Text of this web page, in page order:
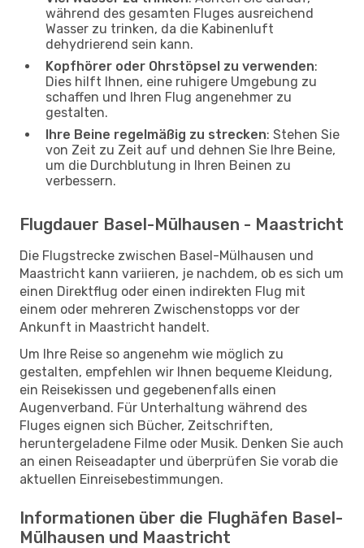
während des gesamten Fluges ausreichend
Wasser zu trinken, da die Kabinenluft
dehydrierend sein kann.
Kopfhörer oder Ohrstöpsel zu verwenden:
Dies hilft Ihnen, eine ruhigere Umgebung zu
schaffen und Ihren Flug angenehmer zu
gestalten.
Ihre Beine regelmäßig zu strecken: Stehen Sie
von Zeit zu Zeit auf und dehnen Sie Ihre Beine,
um die Durchblutung in Ihren Beinen zu
verbessern.
Flugdauer Basel-Mülhausen - Maastricht
Die Flugstrecke zwischen Basel-Mülhausen und
Maastricht kann variieren, je nachdem, ob es sich um
einen Direktflug oder einen indirekten Flug mit
einem oder mehreren Zwischenstopps vor der
Ankunft in Maastricht handelt.
Um Ihre Reise so angenehm wie möglich zu
gestalten, empfehlen wir Ihnen bequeme Kleidung,
ein Reisekissen und gegebenenfalls einen
Augenverband. Für Unterhaltung während des
Fluges eignen sich Bücher, Zeitschriften,
heruntergeladene Filme oder Musik. Denken Sie auch
an einen Reiseadapter und überprüfen Sie vorab die
aktuellen Einreisebestimmungen.
Informationen über die Flughäfen Basel-
Mülhausen und Maastricht